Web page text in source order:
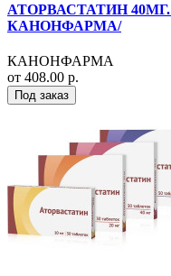
АТОРВАСТАТИН
КАНОНФАРМА/
КАНОНФАРМА
от 408.00 р.
Под заказ